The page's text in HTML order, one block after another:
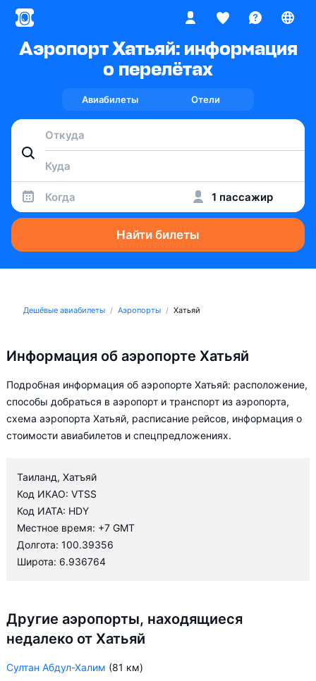
Аэропорт Хатьяй: информация
о перелётах
Авиабилеты Отели
Когда 1 пассажир
Найти билеты
Дешёвые авиабилеты Аэропорты Хатьяй
Информация об аэропорте Хатьяй
Подробная информация об аэропорте Хатьяй: расположение,
способы добраться в аэропорт и транспорт из аэропорта,
схема аэропорта Хатьяй, расписание рейсов, информация о
стоимости авиабилетов и спецпредложениях.
Таиланд, Хатъяй
Код ИКАО: VTSS
Код ИАТА: HDY
Местное время: +7 GMT
Долгота: 100.39356
Широта: 6.936764
Другие аэропорты, находящиеся
недалеко от Хатьяй
Султан Абдул-Халим (81 км)